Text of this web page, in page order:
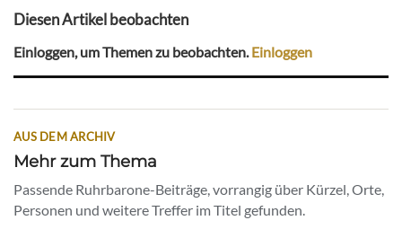
Diesen Artikel beobachten
Einloggen, um Themen zu beobachten. Einloggen
AUS DEM ARCHIV
Mehr zum Thema
Passende Ruhrbarone-Beiträge, vorrangig über Kürzel, Orte,
Personen und weitere Treffer im Titel gefunden.